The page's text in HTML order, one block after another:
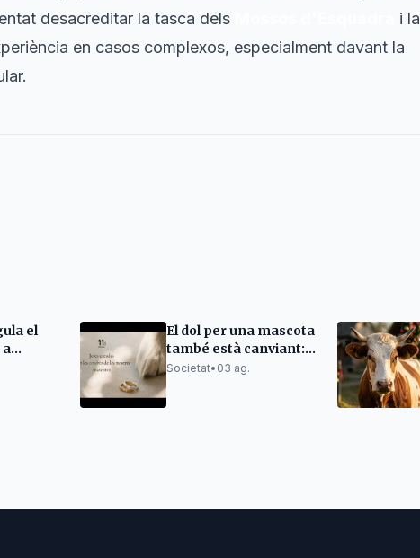
desacreditar la tasca dels
i la
en casos complexos, especialment davant la
el
a
El dol per una mascota
també està canviant:
una nova manera de
Societat• 03 ag.